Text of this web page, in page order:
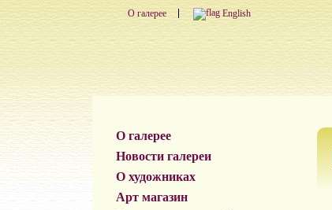
О галерее English
О галерее
Новости галереи
О художниках
Арт магазин